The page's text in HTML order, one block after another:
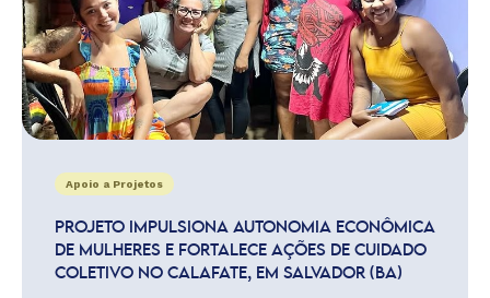
Apoio a Projetos
PROJETO IMPULSIONA AUTONOMIA ECONÔMICA
DE MULHERES E FORTALECE AÇÕES DE CUIDADO
COLETIVO NO CALAFATE, EM SALVADOR (BA)